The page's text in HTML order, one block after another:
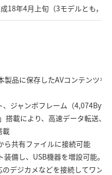
成18年4月上旬（3モデルとも，
製品に保存したAVコンテンツを
、ジャンボフレーム（
搭載により、高速データ転送、
載
共有ファイルに接続可能
装備し、USB機器を増設可能。
のデジカメなどを接続してワン